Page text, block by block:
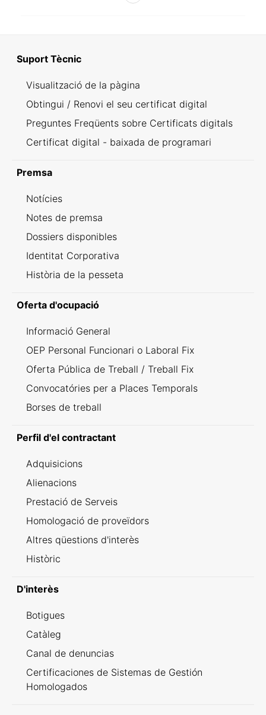
Suport Tècnic
Visualització de la pàgina
Obtingui / Renovi el seu certificat digital
Preguntes Freqüents sobre Certificats digitals
Certificat digital - baixada de programari
Premsa
Notícies
Notes de premsa
Dossiers disponibles
Identitat Corporativa
Història de la pesseta
Oferta d'ocupació
Informació General
OEP Personal Funcionari o Laboral Fix
Oferta Pública de Treball / Treball Fix
Convocatóries per a Places Temporals
Borses de treball
Perfil d'el contractant
Adquisicions
Alienacions
Prestació de Serveis
Homologació de proveïdors
Altres qüestions d'interès
Històric
D'interès
Botigues
Catàleg
Canal de denuncias
Certificaciones de Sistemas de Gestión
Homologados